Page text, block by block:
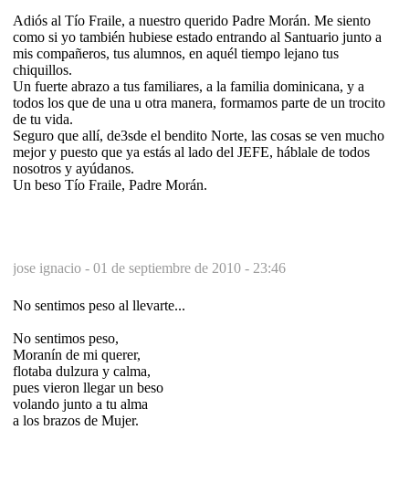
Adiós al Tío Fraile, a nuestro querido Padre Morán. Me siento
como si yo también hubiese estado entrando al Santuario junto a
mis compañeros, tus alumnos, en aquél tiempo lejano tus
chiquillos.
Un fuerte abrazo a tus familiares, a la familia dominicana, y a
todos los que de una u otra manera, formamos parte de un trocito
de tu vida.
Seguro que allí, de3sde el bendito Norte, las cosas se ven mucho
mejor y puesto que ya estás al lado del JEFE, háblale de todos
nosotros y ayúdanos.
Un beso Tío Fraile, Padre Morán.
jose ignacio - 01 de septiembre de 2010 - 23:46
No sentimos peso al llevarte...
No sentimos peso,
Moranín de mi querer,
flotaba dulzura y calma,
pues vieron llegar un beso
volando junto a tu alma
a los brazos de Mujer.